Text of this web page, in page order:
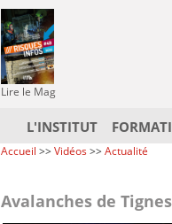
Lire le Mag
L'INSTITUT
Accueil >>Vidéos>>Actualité
Avalanches de